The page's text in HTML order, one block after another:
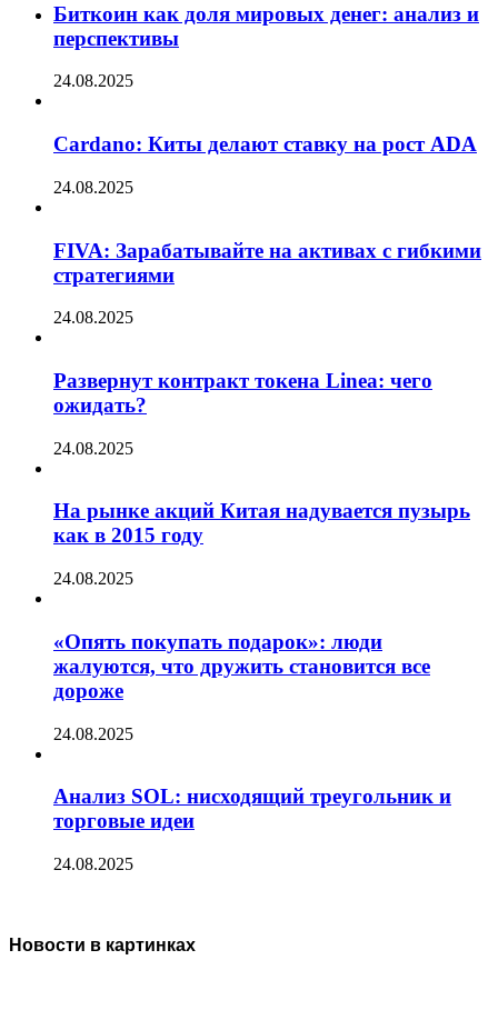
Биткоин как доля мировых денег: анализ и
перспективы
24.08.2025
Cardano: Киты делают ставку на рост ADA
24.08.2025
FIVA: Зарабатывайте на активах с гибкими
стратегиями
24.08.2025
Развернут контракт токена Linea: чего
ожидать?
24.08.2025
На рынке акций Китая надувается пузырь
как в 2015 году
24.08.2025
«Опять покупать подарок»: люди
жалуются, что дружить становится все
дороже
24.08.2025
Анализ SOL: нисходящий треугольник и
торговые идеи
24.08.2025
Новости в картинках